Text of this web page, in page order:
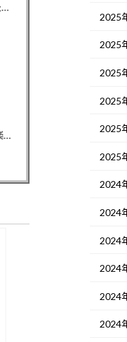
元フジ渡邊渚アナ PTSD公表への思いを明かす「無理解や差別は永遠に変わらない」「同じ病気になったことのない人間にはわからない」
松平健 「ミニオンズ＆モンスターズ」笑福亭鶴瓶、鈴木愛理らと「ミニおんど」披露も「サンバの方が楽」と本音
2025
2025
2025
2025
2025
2025
2024
2024
2024
2024
2024
2024